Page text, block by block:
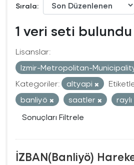
Sırala
1 veri seti bulundu
Lisanslar:
Izmir-Metropolitan-
Kategoriler:
altyapi
banliyö
saatler
Sonuçları Filtrele
İZBAN(Banliyö)